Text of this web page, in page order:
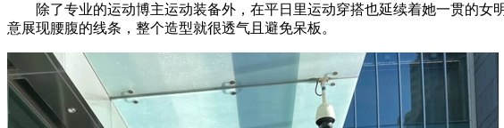
除了专业的运动博主运动装备外，在平日里运动穿搭也延续着她一贯的女
意展现腰腹的线条，整个造型就很透气且避免呆板。